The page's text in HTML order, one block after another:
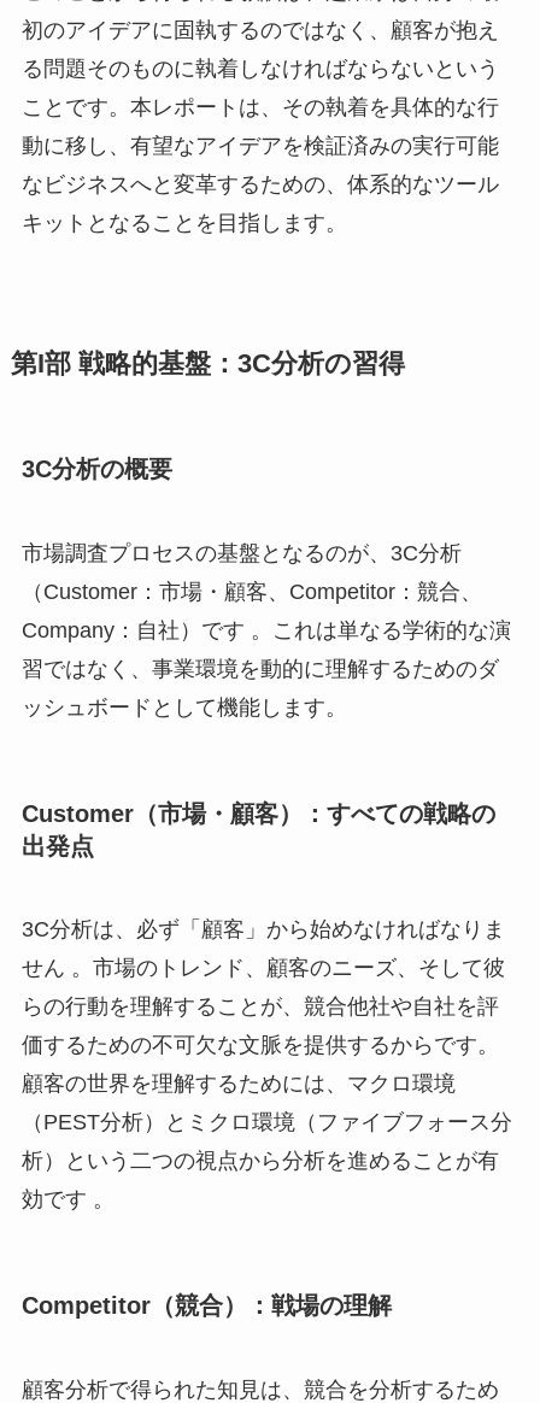
初のアイデアに固執するのではなく、顧客が抱え
る問題そのものに執着しなければならないという
ことです。本レポートは、その執着を具体的な行
動に移し、有望なアイデアを検証済みの実行可能
なビジネスへと変革するための、体系的なツール
キットとなることを目指します。
第I部 戦略的基盤：3C分析の習得
3C分析の概要
市場調査プロセスの基盤となるのが、3C分析
（Customer：市場・顧客、Competitor：競合、
Company：自社）です 。これは単なる学術的な演
習ではなく、事業環境を動的に理解するためのダ
ッシュボードとして機能します。
Customer（市場・顧客）：すべての戦略の
出発点
3C分析は、必ず「顧客」から始めなければなりま
せん 。市場のトレンド、顧客のニーズ、そして彼
らの行動を理解することが、競合他社や自社を評
価するための不可欠な文脈を提供するからです。
顧客の世界を理解するためには、マクロ環境
（PEST分析）とミクロ環境（ファイブフォース分
析）という二つの視点から分析を進めることが有
効です 。
Competitor（競合）：戦場の理解
顧客分析で得られた知見は、競合を分析するため